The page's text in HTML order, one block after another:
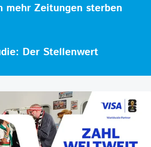
mehr Zeitungen sterben
Der Stellenwert